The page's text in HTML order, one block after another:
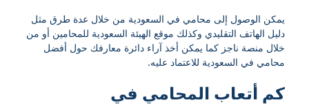
يمكن الوصول إلى محامي في السعودية من خلال عدة طرق مثل
دليل الهاتف التقليدي وكذلك موقع الهيئة السعودية للمحامين أو من
خلال منصة ناجز كما يمكن أخذ آراء دائرة معارفك حول أفضل
محامي في السعودية للاعتماد عليه.
كم أتعاب المحامي في